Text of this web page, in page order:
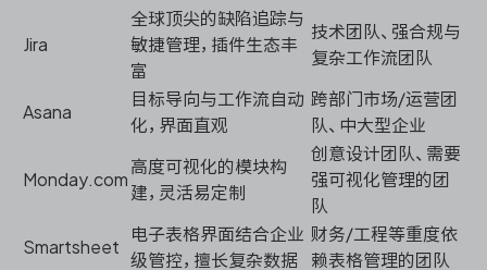
Jira
全球顶尖的缺陷追踪与
敏捷管理，插件生态丰
富
技术团队、强合规与
复杂工作流团队
Asana
目标导向与工作流自动
化，界面直观
跨部门市场/运营团
队、中大型企业
Monday.com
高度可视化的模块构
建，灵活易定制
创意设计团队、需要
强可视化管理的团
队
Smartsheet
电子表格界面结合企业
级管控，擅长复杂数据
财务/工程等重度依
赖表格管理的团队